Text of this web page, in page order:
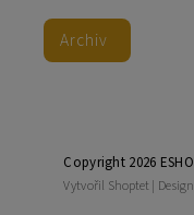
Archiv
Copyright 2026
Vytvořil Shoptet | Design